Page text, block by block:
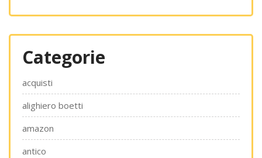
Categorie
acquisti
alighiero boetti
amazon
antico